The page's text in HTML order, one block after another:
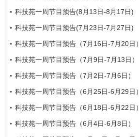
科技苑一周节目预告(8月13日-8月17日)
科技苑一周节目预告(7月23日-7月27日)
科技苑一周节目预告（7月16日-7月20日）
科技苑一周节目预告（7月9日-7月13日）
科技苑一周节目预告（7月2日-7月6日）
科技苑一周节目预告（6月25日-6月29日）
科技苑一周节目预告（6月18日-6月22日）
科技苑一周节目预告（6月4日-6月8日）